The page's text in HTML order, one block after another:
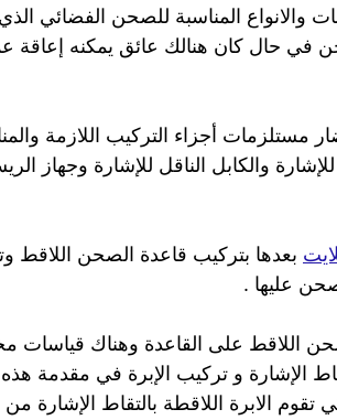
والانواع المناسبة للصحن الفضائي
في حال كان هنالك عائق يمكنه
مستلزمات أجزاء التركيب اللازمة
والكابل الناقل للإشارة وجهاز
بعدها بتركيب قاعدة الصحن اللاقط
عليها .
اللاقط على القاعدة وهناك قياسات
الإشارة و تركيب الإبرة في مقدمة
الابرة اللاقطة بالتقاط الإشارة